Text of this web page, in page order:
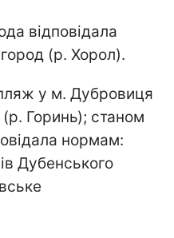
відповідала
(р. Хорол).
у м. Дубровиця
Горинь); станом
нормам:
Дубенського